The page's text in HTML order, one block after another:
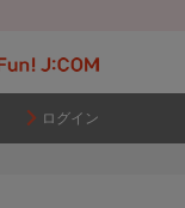
ログイン